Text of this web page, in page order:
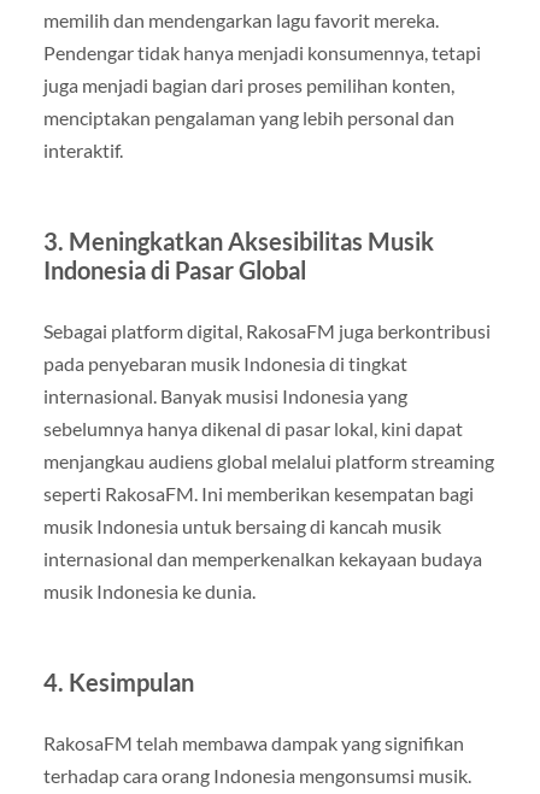
memilih dan mendengarkan lagu favorit mereka.
Pendengar tidak hanya menjadi konsumennya, tetapi
juga menjadi bagian dari proses pemilihan konten,
menciptakan pengalaman yang lebih personal dan
interaktif.
3. Meningkatkan Aksesibilitas Musik
Indonesia di Pasar Global
Sebagai platform digital, RakosaFM juga berkontribusi
pada penyebaran musik Indonesia di tingkat
internasional. Banyak musisi Indonesia yang
sebelumnya hanya dikenal di pasar lokal, kini dapat
menjangkau audiens global melalui platform streaming
seperti RakosaFM. Ini memberikan kesempatan bagi
musik Indonesia untuk bersaing di kancah musik
internasional dan memperkenalkan kekayaan budaya
musik Indonesia ke dunia.
4. Kesimpulan
RakosaFM telah membawa dampak yang signifikan
terhadap cara orang Indonesia mengonsumsi musik.